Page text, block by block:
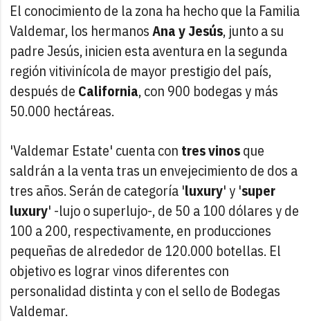
El conocimiento de la zona ha hecho que la Familia
Valdemar, los hermanosAna y Jesús, junto a su
padre Jesús, inicien esta aventura en la segunda
región vitivinícola de mayor prestigio del país,
después de California, con 900 bodegas y más
50.000 hectáreas.
'Valdemar Estate' cuenta con tres vinosque
saldrán a la venta tras un envejecimiento de dos a
tres años. Serán de categoría 'luxury' y 'super
luxury' -lujo o superlujo-, de 50 a 100 dólares y de
100 a 200, respectivamente, en producciones
pequeñas de alrededor de 120.000 botellas. El
objetivo es lograr vinos diferentes con
personalidad distinta y con el sello de Bodegas
Valdemar.